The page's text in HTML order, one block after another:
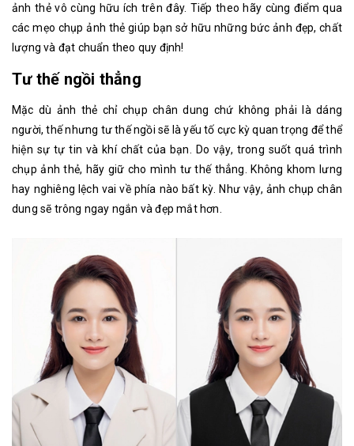
ảnh thẻ vô cùng hữu ích trên đây. Tiếp theo hãy cùng điểm qua
các mẹo chụp ảnh thẻ giúp bạn sở hữu những bức ảnh đẹp, chất
lượng và đạt chuẩn theo quy định!
Tư thế ngồi thẳng
Mặc dù ảnh thẻ chỉ chụp chân dung chứ không phải là dáng
người, thế nhưng tư thế ngồi sẽ là yếu tố cực kỳ quan trọng để thể
hiện sự tự tin và khí chất của bạn. Do vậy, trong suốt quá trình
chụp ảnh thẻ, hãy giữ cho mình tư thế thẳng. Không khom lưng
hay nghiêng lệch vai về phía nào bất kỳ. Như vậy, ảnh chụp chân
dung sẽ trông ngay ngắn và đẹp mắt hơn.